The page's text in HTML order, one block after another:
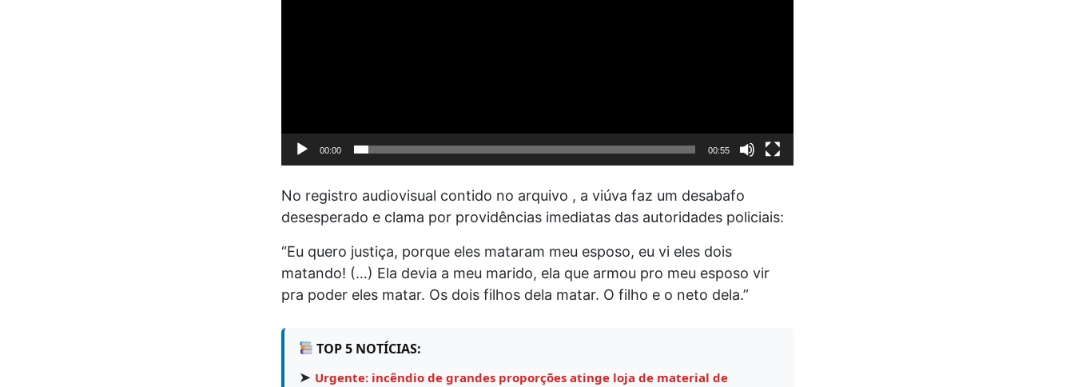
00:00 00:55
No registro audiovisual contido no arquivo , a viúva faz um desabafo
desesperado e clama por providências imediatas das autoridades policiais:
“Eu quero justiça, porque eles mataram meu esposo, eu vi eles dois
matando! (…) Ela devia a meu marido, ela que armou pro meu esposo vir
pra poder eles matar. Os dois filhos dela matar. O filho e o neto dela.”
TOP 5 NOTÍCIAS:
➤ Urgente: incêndio de grandes proporções atinge loja de material de